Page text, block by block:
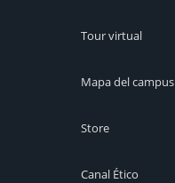
Tour virtual
Mapa del campus
Store
Canal Ético